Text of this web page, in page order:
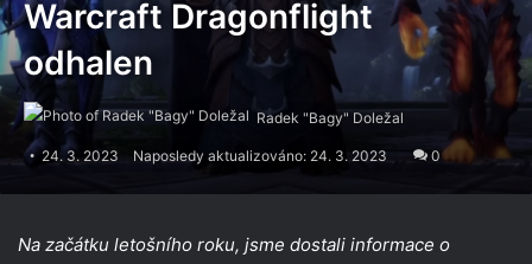
Warcraft Dragonflight
odhalen
Radek "Bagy" Doležal
24. 3. 2023 Naposledy aktualizováno: 24. 3. 2023 0
Na začátku letošního roku, jsme dostali informace o